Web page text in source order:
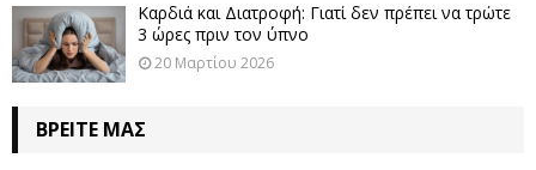
Καρδιά και Διατροφή: Γιατί δεν πρέπει να τρώτε
3 ώρες πριν τον ύπνο
20 Μαρτίου 2026
ΒΡΕΊΤΕ ΜΑΣ